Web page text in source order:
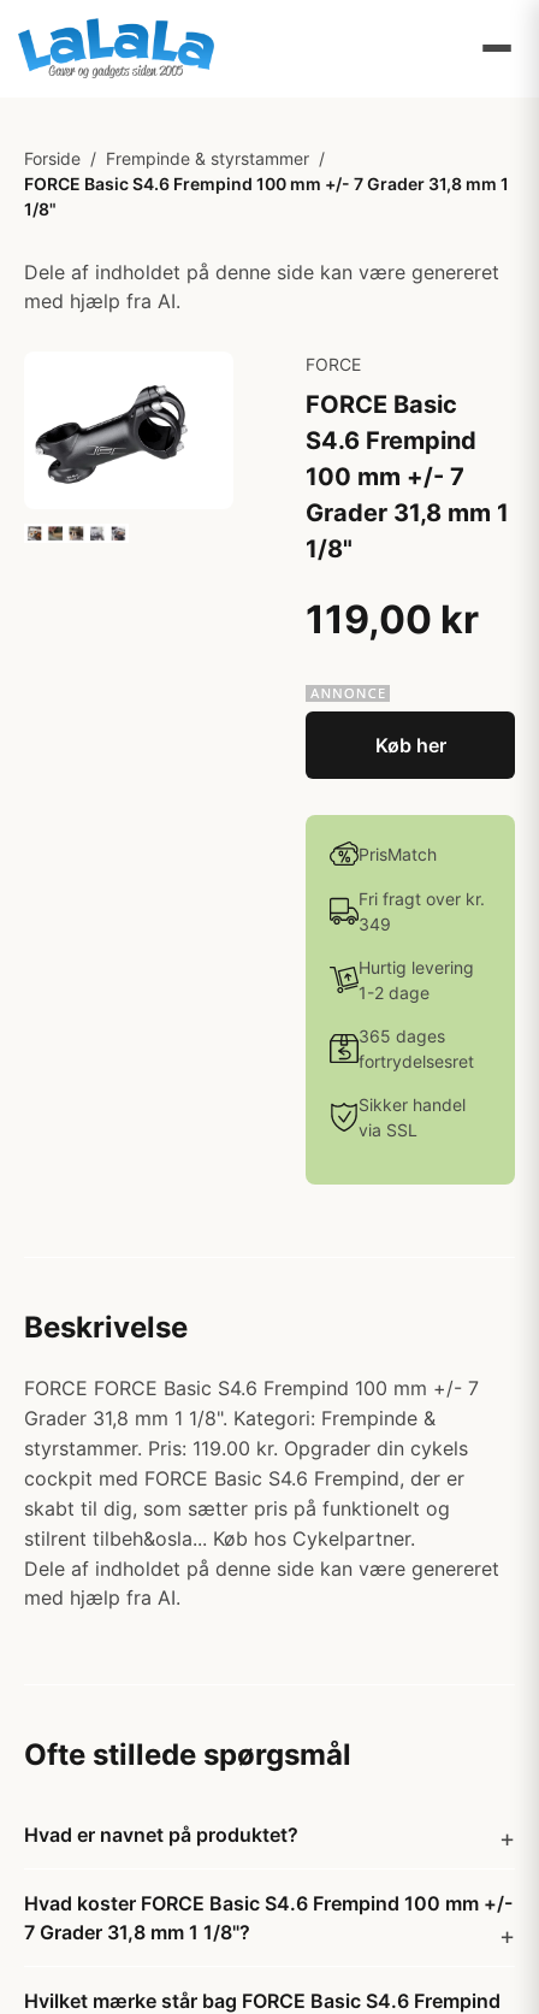
Forside / Frempinde & styrstammer /
FORCE Basic S4.6 Frempind 100 mm +/- 7 Grader 31,8 mm 1
1/8"
Dele af indholdet på denne side kan være genereret
med hjælp fra AI.
FORCE
FORCE Basic
S4.6 Frempind
100 mm +/- 7
Grader 31,8 mm 1
1/8"
119,00 kr
Køb her
PrisMatch
Fri fragt over kr.
349
Hurtig levering
1-2 dage
365 dages
fortrydelsesret
Sikker handel
via SSL
Beskrivelse
FORCE FORCE Basic S4.6 Frempind 100 mm +/- 7
Grader 31,8 mm 1 1/8". Kategori: Frempinde &
styrstammer. Pris: 119.00 kr. Opgrader din cykels
cockpit med FORCE Basic S4.6 Frempind, der er
skabt til dig, som sætter pris på funktionelt og
stilrent tilbeh&osla... Køb hos Cykelpartner.
Dele af indholdet på denne side kan være genereret
med hjælp fra AI.
Ofte stillede spørgsmål
Hvad er navnet på produktet?
Hvad koster FORCE Basic S4.6 Frempind 100 mm +/-
7 Grader 31,8 mm 1 1/8"?
Hvilket mærke står bag FORCE Basic S4.6 Frempind